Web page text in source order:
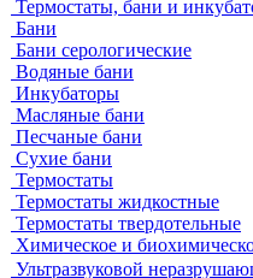
Расходные материалы
Ареометры
Калибровочные расстворы и
Комплектующие для КФК
Принадлежности к штативам
Специальные наборы для
Стекла предметные и
Системы капиллярного
Стерилизация и дезинфекция
Сушильные шкафы и
Муфельные печи
Шкафы сушильные
Электропечи